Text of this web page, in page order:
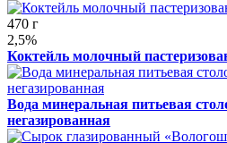
470 г
2,5%
Коктейль молочный
Вода минеральная питьевая
негазированная